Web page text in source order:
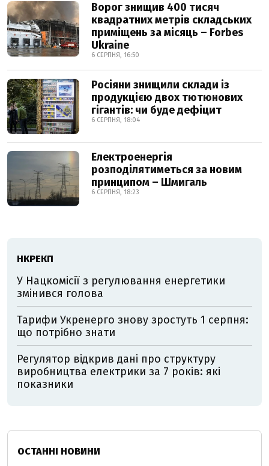
Ворог знищив 400 тисяч
квадратних метрів складських
приміщень за місяць – Forbes
Ukraine
6 СЕРПНЯ, 16:50
Росіяни знищили склади із
продукцією двох тютюнових
гігантів: чи буде дефіцит
6 СЕРПНЯ, 18:04
Електроенергія
розподілятиметься за новим
принципом – Шмигаль
6 СЕРПНЯ, 18:23
НКРЕКП
У Нацкомісії з регулювання енергетики
змінився голова
Тарифи Укренерго знову зростуть 1 серпня:
що потрібно знати
Регулятор відкрив дані про структуру
виробництва електрики за 7 років: які
показники
ОСТАННІ НОВИНИ